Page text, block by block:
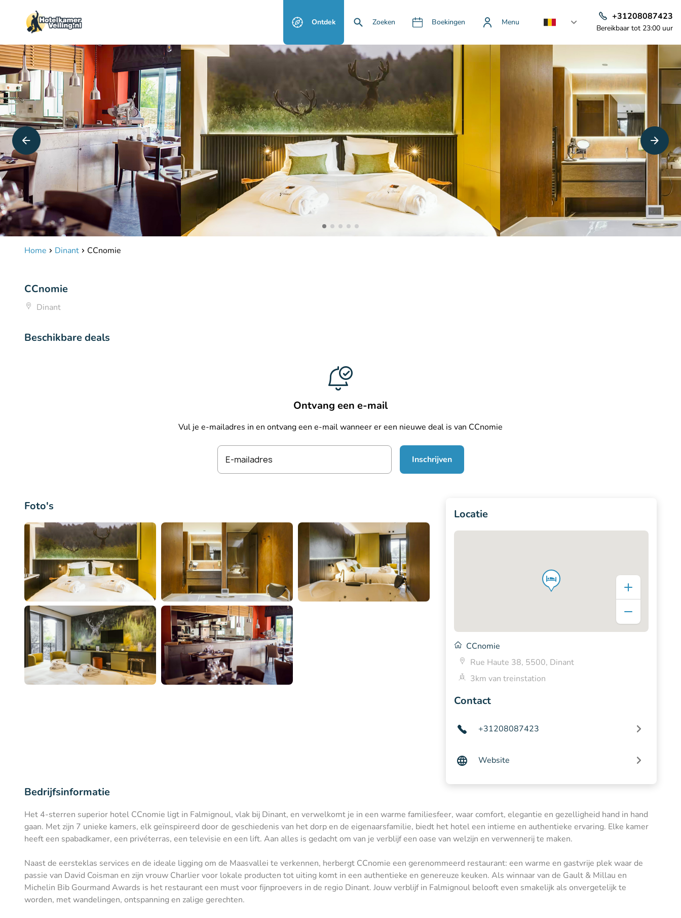
Ontdek Zoeken Boekingen Menu
+31208087423
Bereikbaar tot 23:00 uur
Home Dinant CCnomie
CCnomie
Dinant
Beschikbare deals
Ontvang een e-mail
Vul je e-mailadres in en ontvang een e-mail wanneer er een nieuwe deal is van CCnomie
E-mailadres Inschrijven
Foto's
Locatie
CCnomie
Rue Haute 38, 5500, Dinant
3km van treinstation
Contact
+31208087423
Website
Bedrijfsinformatie
Het 4-sterren superior hotel CCnomie ligt in Falmignoul, vlak bij Dinant, en verwelkomt je in een warme familiesfeer, waar comfort, elegantie en gezelligheid hand in hand
gaan. Met zijn 7 unieke kamers, elk geïnspireerd door de geschiedenis van het dorp en de eigenaarsfamilie, biedt het hotel een intieme en authentieke ervaring. Elke kamer
heeft een spabadkamer, een privéterras, een televisie en een lift. Aan alles is gedacht om van je verblijf een oase van welzijn en verwennerij te maken.
Naast de eersteklas services en de ideale ligging om de Maasvallei te verkennen, herbergt CCnomie een gerenommeerd restaurant: een warme en gastvrije plek waar de
passie van David Coisman en zijn vrouw Charlier voor lokale producten tot uiting komt in een authentieke en genereuze keuken. Als winnaar van de Gault & Millau en
Michelin Bib Gourmand Awards is het restaurant een must voor fijnproevers in de regio Dinant. Jouw verblijf in Falmignoul belooft even smakelijk als onvergetelijk te
worden, met wandelingen, ontspanning en zalige gerechten.